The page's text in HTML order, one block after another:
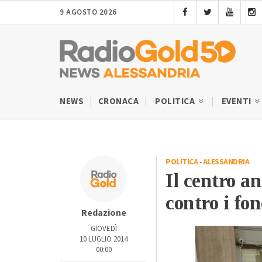
9 AGOSTO 2026
NEWS CRONACA POLITICA EVENTI
Redazione
GIOVEDÌ
10 LUGLIO 2014
00:00
POLITICA-ALESSANDRIA
Il centro
contro i